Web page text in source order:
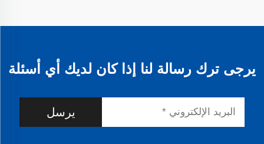
يرجى ترك رسالة لنا إذا كان لديك أي أسئلة
يرسل